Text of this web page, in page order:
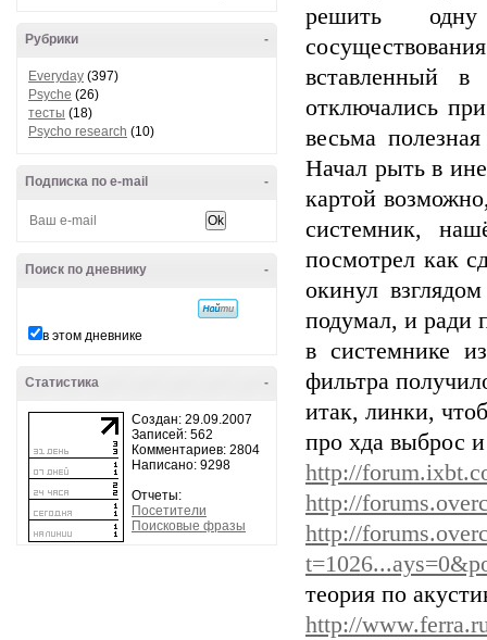
-
Рубрики
Everyday (397)
Psyche (26)
тесты (18)
Psycho research (10)
-
Подписка по e-mail
-
Поиск по дневнику
в этом дневнике
-
Статистика
Создан: 29.09.2007
Записей: 562
Комментариев: 2804
Написано: 9298
Отчеты:
Посетители
Поисковые фразы
решить одну
вставленный в
отключались
весьма
Начал рыть в
картой
системник,
посмотрел как
окинул
подумал, и ради
в системнике
фильтра
итак, линки,
про хда выброс
http://
http://
http://
теория по
http://